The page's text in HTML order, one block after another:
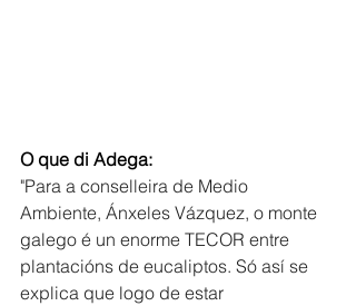
O que di Adega:
"Para a conselleira de Medio
Ambiente, Ánxeles Vázquez, o monte
galego é un enorme TECOR entre
plantacións de eucaliptos. Só así se
explica que logo de estar